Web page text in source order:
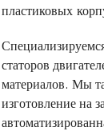
пластиковых
статоров
материалов. Мы
изготовление на